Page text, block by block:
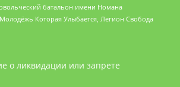
батальон имени Номана
Которая Улыбается, Легион Свобода
о ликвидации или запрете